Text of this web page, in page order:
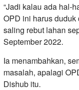
“Jadi kalau ada hal-
OPD ini harus
saling rebut lahan
September 2022.
Ia menambahkan,
masalah, apalagi
Dishub itu.